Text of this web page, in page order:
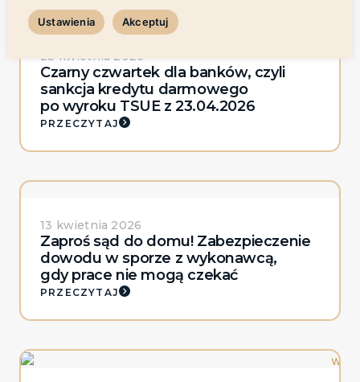
23 kwietnia 2026
Czarny czwartek dla banków, czyli
sankcja kredytu darmowego
po wyroku TSUE z 23.04.2026
PRZECZYTAJ
13 kwietnia 2026
Zaproś sąd do domu! Zabezpieczenie
dowodu w sporze z wykonawcą,
gdy prace nie mogą czekać
PRZECZYTAJ
Ustawienia Akceptuj